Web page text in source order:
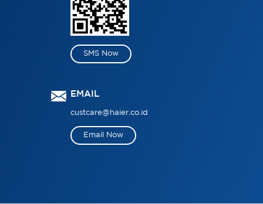
SMS Now
EMAIL
custcare@haier.co.id
Email Now